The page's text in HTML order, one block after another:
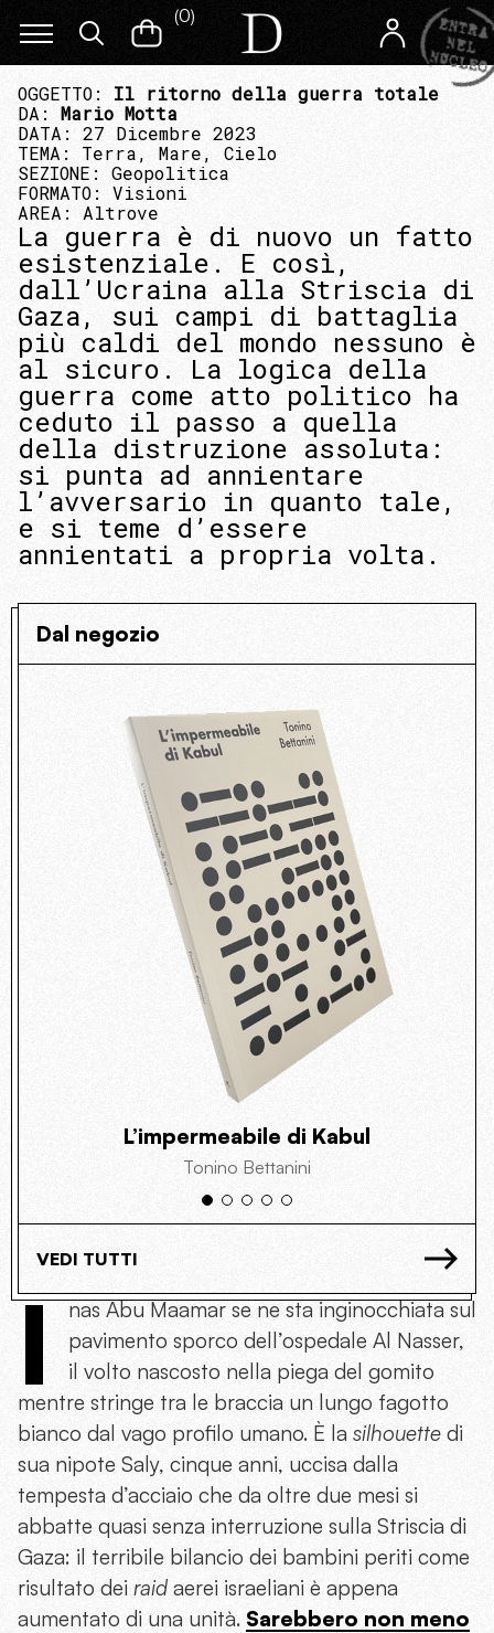
(0)
OGGETTO: Il ritorno della guerra totale
DA: Mario Motta
DATA: 27 Dicembre 2023
TEMA: Terra, Mare, Cielo
SEZIONE: Geopolitica
FORMATO: Visioni
AREA: Altrove
La guerra è di nuovo un fatto
esistenziale. E così,
dall’Ucraina alla Striscia di
Gaza, sui campi di battaglia
più caldi del mondo nessuno è
al sicuro. La logica della
guerra come atto politico ha
ceduto il passo a quella
della distruzione assoluta:
si punta ad annientare
l’avversario in quanto tale,
e si teme d’essere
annientati a propria volta.
Dal negozio
L’impermeabile di Kabul
Tonino Bettanini
VEDI TUTTI
I
nas Abu Maamar se ne sta inginocchiata sul
pavimento sporco dell’ospedale Al Nasser,
il volto nascosto nella piega del gomito
mentre stringe tra le braccia un lungo fagotto
bianco dal vago profilo umano. È la silhouette di
sua nipote Saly, cinque anni, uccisa dalla
tempesta d’acciaio che da oltre due mesi si
abbatte quasi senza interruzione sulla Striscia di
Gaza: il terribile bilancio dei bambini periti come
risultato dei raid aerei israeliani è appena
aumentato di una unità. Sarebbero non meno